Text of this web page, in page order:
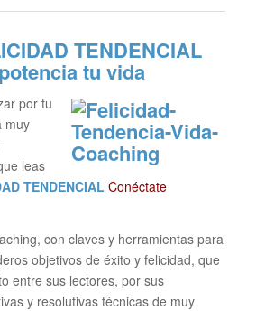
TENDENCIAL
tu vida
por tu
muy
leas
TENDENCIAL Conéctate
con claves y herramientas para
objetivos de éxito y felicidad, que
entre sus lectores, por sus
y resolutivas técnicas de muy